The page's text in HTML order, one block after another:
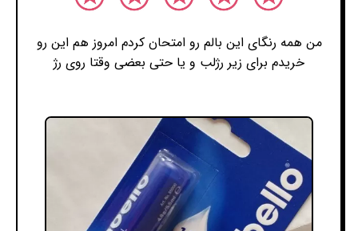
من همه رنگای این بالم رو امتحان کردم امروز هم این رو
خریدم برای زیر رژلب و یا حتی بعضی وقتا روی رژ